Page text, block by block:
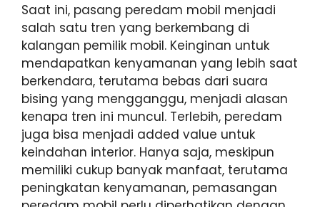
Saat ini, pasang peredam mobil menjadi
salah satu tren yang berkembang di
kalangan pemilik mobil. Keinginan untuk
mendapatkan kenyamanan yang lebih saat
berkendara, terutama bebas dari suara
bising yang mengganggu, menjadi alasan
kenapa tren ini muncul. Terlebih, peredam
juga bisa menjadi added value untuk
keindahan interior. Hanya saja, meskipun
memiliki cukup banyak manfaat, terutama
peningkatan kenyamanan, pemasangan